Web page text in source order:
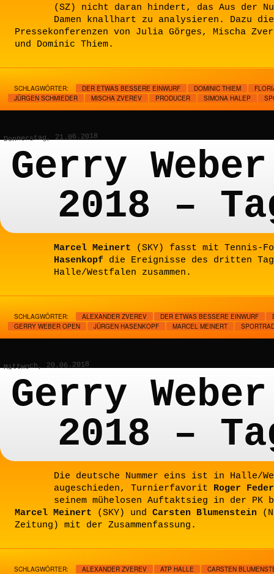
(SZ) nicht daran hindert, das Aus der
Damen knallhart zu analysieren. Dazu die
Pressekonferenzen von Julia Görges, Mischa
und Dominic Thiem.
SCHLAGWÖRTER: DER ETWAS BESSERE EINWURF DOMINIC THIEM
JÜRGEN SCHMIEDER
MISCHA ZVEREV PRODUCER SIMONA HALEP
Donnerstag, 21.06.2018
Gerry
2018 –
Marcel Meinert (SKY) fasst mit Tennis-
Hasenkopf die Ereignisse des dritten
Halle/Westfalen zusammen.
SCHLAGWÖRTER: ALEXANDER ZVEREV DER ETWAS BESSERE EINWURF
GERRY WEBER OPEN
JÜRGEN HASENKOPF MARCEL MEINERT
Mittwoch, 20.06.2018
Gerry
2018 –
Die deutsche Nummer eins ist in Halle/
augeschieden, Turnierfavorit Roger
seinem mühelosen Auftaktsieg in der PK
Marcel Meinert (SKY) und Carsten Blumenstein
Zeitung) mit der Zusammenfassung.
SCHLAGWÖRTER: ALEXANDER ZVEREV ATP HALLE
CARSTEN